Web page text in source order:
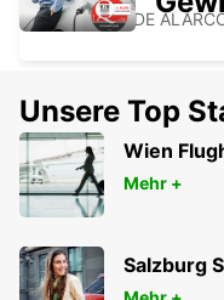
POZUELO DE
MADRID
MADRID - SPAIN
Unsere Top
Wien
Mehr +
Salzburg